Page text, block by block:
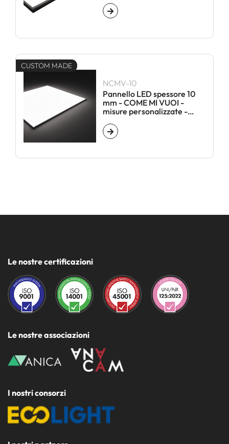
CORNICE
NCMV-10
Pannello LED spessore 10
mm - COME MI VUOI -
misure personalizzate -
CUSTOM MADE
Le nostre certificazioni
Le nostre associazioni
I nostri consorzi